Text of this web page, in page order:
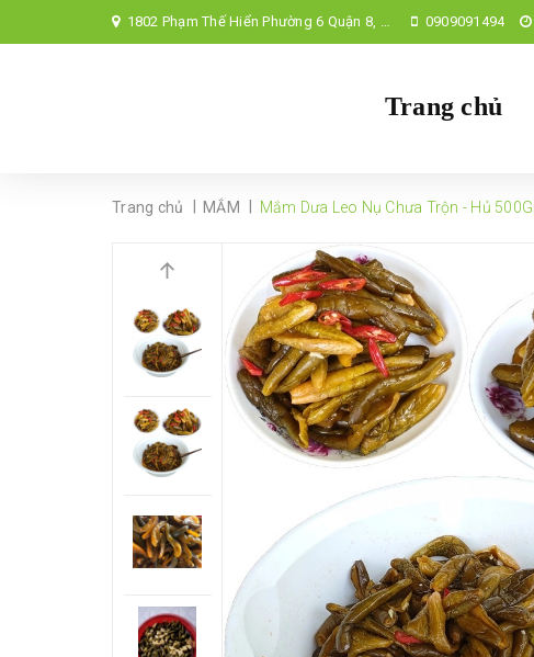
1802 Phạm Thế Hiển Phường 6 Quận 8, TP Hồ Chí Minh, 0909091494
Trang chủ
Trang chủ MẮM Mắm Dưa Leo Nụ Chưa Trộn - Hủ